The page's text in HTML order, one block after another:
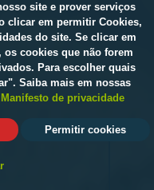
CONHEÇA
site e prover serviços
clicar em permitir Cookies,
do site. Se clicar em
cookies que não forem
Para escolher quais
Saiba mais em nossas
Manifesto de privacidade
Permitir cookies